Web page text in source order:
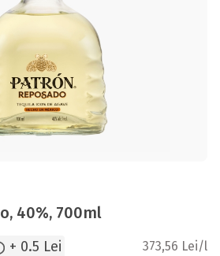
40%, 700ml
+ 0.5 Lei 373,56 Lei/l